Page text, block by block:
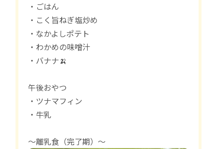
・ごはん
・こく旨ねぎ塩炒め
・なかよしポテト
・わかめの味噌汁
・バナナ🍌
午後おやつ
・ツナマフィン
・牛乳
〜離乳食（完了期）〜